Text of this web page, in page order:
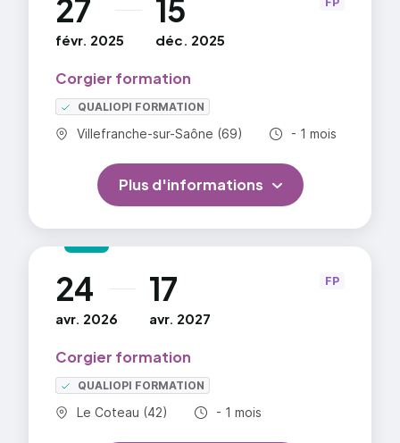
27
févr. 2025
15
déc. 2025
Corgier formation
QUALIOPI FORMATION
Commune :
Villefranche-sur-Saône (69) Durée totale :
- 1 mois
Plus d'informations
24
avr. 2026
au 17
avr. 2027
Corgier formation
QUALIOPI FORMATION
Commune :
Le Coteau (42) Durée totale :
- 1 mois
FP